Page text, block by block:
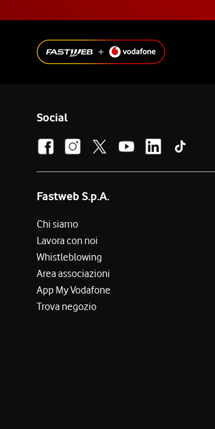
Social
Fastweb S.p.A.
Chi siamo
Lavora con noi
Whistleblowing
Area associazioni
App My Vodafone
Trova negozio